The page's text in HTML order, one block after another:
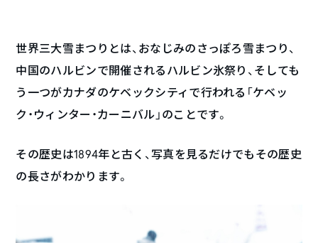
世界三大雪まつりとは、おなじみのさっぽろ雪まつり、
中国のハルビンで開催されるハルビン氷祭り、そしても
う一つがカナダのケベックシティで行われる「ケベッ
ク・ウィンター・カーニバル」のことです。
その歴史は1894年と古く、写真を見るだけでもその歴史
の長さがわかります。